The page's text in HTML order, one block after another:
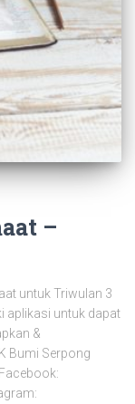
–
untuk Triwulan 3
aplikasi untuk dapat
&
Bumi Serpong